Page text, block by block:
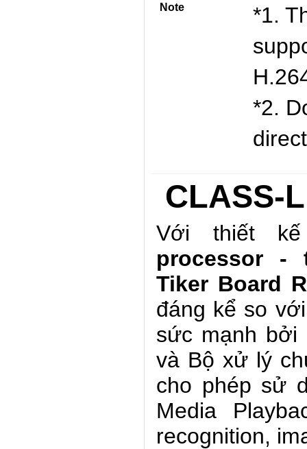
Note
*1.
*2.
CLASS-
Với thiết
processor -
Tiker Board
đáng kể so
sức mạnh bởi
và Bộ xử lý
cho phép sử
Media
recognition,